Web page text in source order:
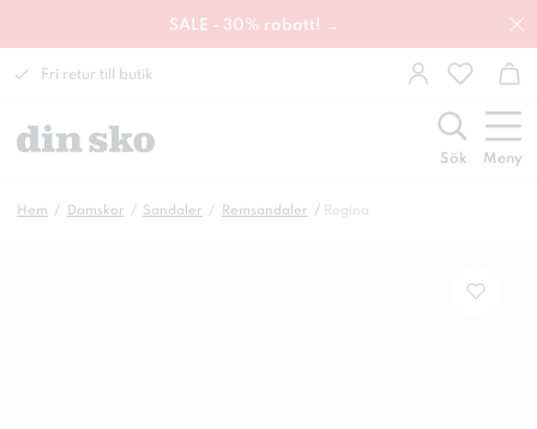
SALE - 30% rabatt! →
Fri retur till butik
Sök Meny
Hem Damskor Sandaler Remsandaler Regina